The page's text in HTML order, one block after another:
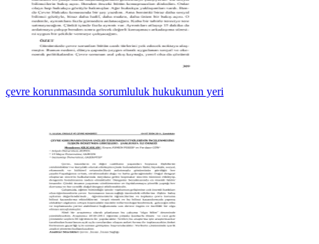
çevre korunmasında sorumluluk hukukunun yeri